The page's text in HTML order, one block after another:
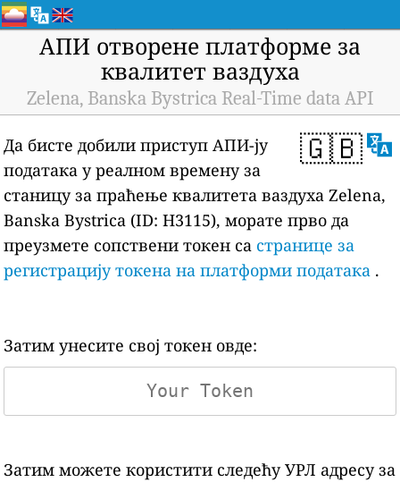
АПИ отворене платформе за
квалитет ваздуха
Zelena, Banska Bystrica Real-Time data API
🇬🇧
Да бисте добили приступ АПИ-ју
података у реалном времену за
станицу за праћење квалитета ваздуха Zelena,
Banska Bystrica (ID: H3115), морате прво да
преузмете сопствени токен са странице за
регистрацију токена на платформи података .
Затим унесите свој токен овде:
Затим можете користити следећу УРЛ адресу за